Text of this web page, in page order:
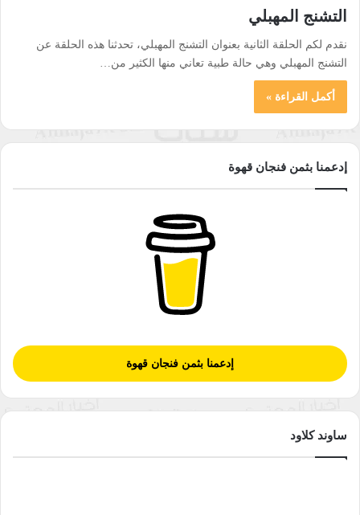
التشنج المهبلي
نقدم لكم الحلقة الثانية بعنوان التشنج المهبلي، تحدثنا هذه الحلقة عن
التشنج المهبلي وهي حالة طبية تعاني منها الكثير من…
أكمل القراءة »
إدعمنا بثمن فنجان قهوة
إدعمنا بثمن فنجان قهوة
ساوند كلاود